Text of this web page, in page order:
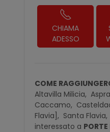
CHIAMA
ADESSO
COME
Altavilla Milicia,
Caccamo,
Flavia], Santa Flavia,
interessato a